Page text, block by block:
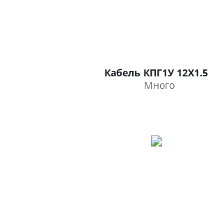
Кабель КПГ1У 12Х1.5
Много